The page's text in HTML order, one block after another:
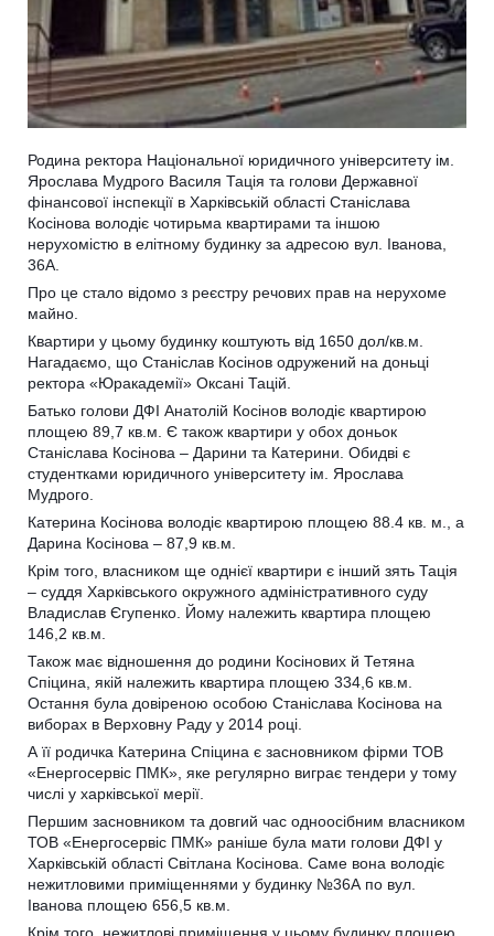
Родина ректора Національної юридичного університету ім.
Ярослава Мудрого Василя Тація та голови Державної
фінансової інспекції в Харківській області Станіслава
Косінова володіє чотирьма квартирами та іншою
нерухомістю в елітному будинку за адресою вул. Іванова,
36А.
Про це стало відомо з реєстру речових прав на нерухоме
майно.
Квартири у цьому будинку коштують від 1650 дол/кв.м.
Нагадаємо, що Станіслав Косінов одружений на доньці
ректора «Юракадемії» Оксані Тацій.
Батько голови ДФІ Анатолій Косінов володіє квартирою
площею 89,7 кв.м. Є також квартири у обох доньок
Станіслава Косінова – Дарини та Катерини. Обидві є
студентками юридичного університету ім. Ярослава
Мудрого.
Катерина Косінова володіє квартирою площею 88.4 кв. м., а
Дарина Косінова – 87,9 кв.м.
Крім того, власником ще однієї квартири є інший зять Тація
– суддя Харківського окружного адміністративного суду
Владислав Єгупенко. Йому належить квартира площею
146,2 кв.м.
Також має відношення до родини Косінових й Тетяна
Спіцина, якій належить квартира площею 334,6 кв.м.
Остання була довіреною особою Станіслава Косінова на
виборах в Верховну Раду у 2014 році.
А її родичка Катерина Спіцина є засновником фірми ТОВ
«Енергосервіс ПМК», яке регулярно виграє тендери у тому
числі у харківської мерії.
Першим засновником та довгий час одноосібним власником
ТОВ «Енергосервіс ПМК» раніше була мати голови ДФІ у
Харківській області Світлана Косінова. Саме вона володіє
нежитловими приміщеннями у будинку №36А по вул.
Іванова площею 656,5 кв.м.